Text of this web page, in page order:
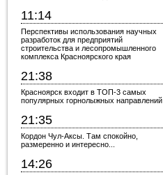
11:14
Перспективы использования научных
разработок для предприятий
строительства и лесопромышленного
комплекса Красноярского края
21:38
Красноярск входит в ТОП-3 самых
популярных горнолыжных направлений
21:35
Кордон Чул-Аксы. Там спокойно,
размеренно и интересно...
14:26